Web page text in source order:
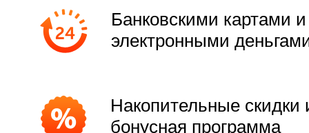
Банковскими картами и
электронными
Накопительные скидки
бонусная программа